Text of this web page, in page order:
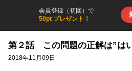
会員登録（初回）で
50pt プレゼント！
第２話 この問題の正解は”は
2018年11月09日